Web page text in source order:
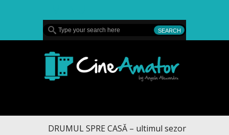
DRUMUL SPRE CASĂ – ultimul sezon te aduce la